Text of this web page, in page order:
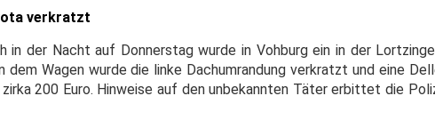
verkratzt
in der Nacht auf Donnerstag wurde in Vohburg ein in der
dem Wagen wurde die linke Dachumrandung verkratzt und eine
zirka 200 Euro. Hinweise auf den unbekannten Täter erbittet die